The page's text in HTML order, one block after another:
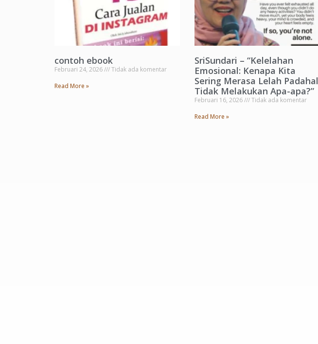
contoh ebook
Februari 24, 2026
Tidak ada komentar
Read More »
SriSundari – “Kelelahan
Emosional: Kenapa Kita
Sering Merasa Lelah Padahal
Tidak Melakukan Apa-apa?”
Februari 16, 2026
Tidak ada komentar
Read More »